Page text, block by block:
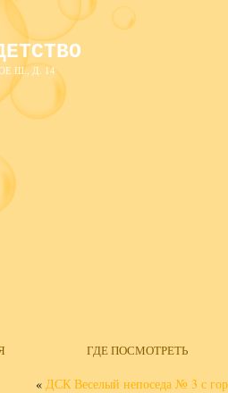
Ш., Д. 14
ГДЕ ПОСМОТРЕТЬ
« ДСК Веселый непоседа № 3 с